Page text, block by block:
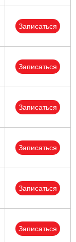
Записаться
Записаться
Записаться
Записаться
Записаться
Записаться